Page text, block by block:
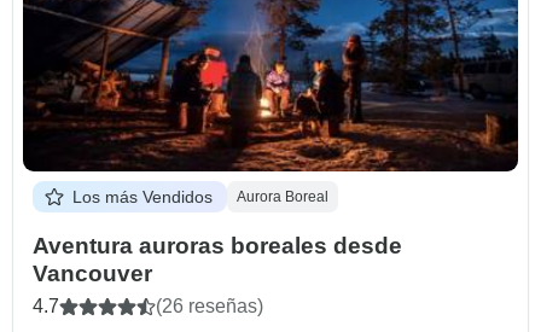
Los más Vendidos Aurora Boreal
Aventura auroras boreales desde
Vancouver
4.7 (26 reseñas)